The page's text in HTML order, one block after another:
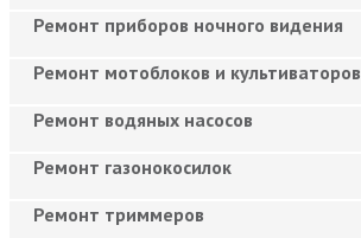
Ремонт приборов ночного видения
Ремонт мотоблоков и культиваторов
Ремонт водяных насосов
Ремонт газонокосилок
Ремонт триммеров